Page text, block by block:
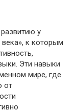
у
к которым
Эти навыки
мире, где
от